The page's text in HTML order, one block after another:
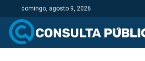
domingo, agosto 9, 2026